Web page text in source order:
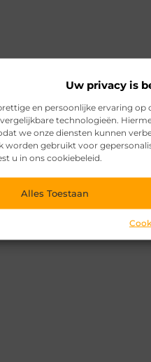
Uw privacy is
en persoonlijke ervaring
technologieën.
we onze diensten kunnen
worden gebruikt voor
u in ons cookiebeleid.
Alles Toestaan